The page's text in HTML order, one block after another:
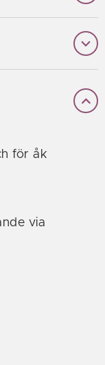
för åk
via